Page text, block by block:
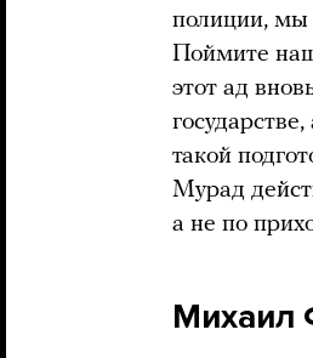
полиции, мы
Поймите
этот ад
такой
Мурад
а не по
Михаил